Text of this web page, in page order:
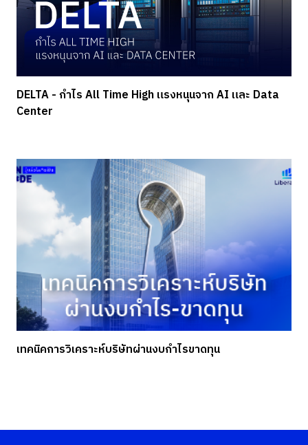
DELTA - กำไร All Time High แรงหนุนจาก AI และ Data
Center
เทคนิคการวิเคราะห์บริษัทผ่านงบกำไรขาดทุน